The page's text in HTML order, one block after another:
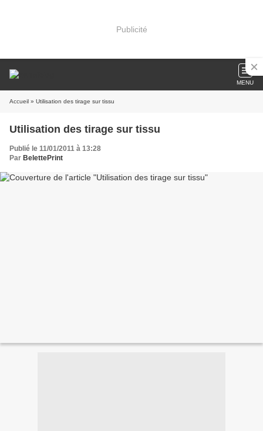
Publicité
MENU
Accueil » Utilisation des tirage sur tissu
Utilisation des tirage sur tissu
Publié le 11/01/2011 à 13:28
Par BelettePrint